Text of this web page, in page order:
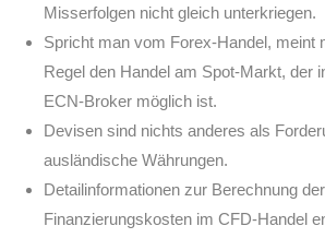
Misserfolgen nicht gleich unterkriegen.
Spricht man vom Forex-Handel, meint
Regel den Handel am Spot-Markt, der
ECN-Broker möglich ist.
Devisen sind nichts anderes als
ausländische Währungen.
Detailinformationen zur Berechnung der
Finanzierungskosten im CFD-Handel